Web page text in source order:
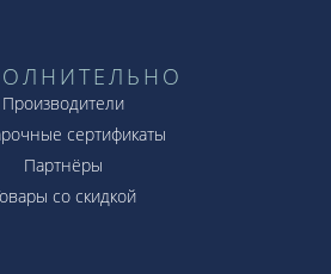
Производители
сертификаты
Партнёры
со скидкой